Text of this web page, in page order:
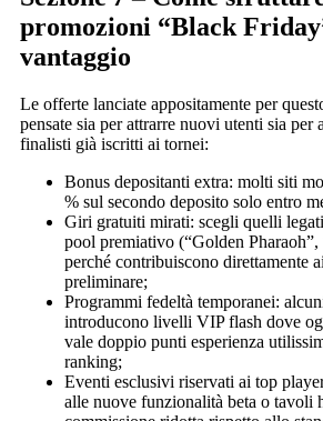
promozioni “Black
vantaggio
Le offerte lanciate appositamente per
pensate sia per attrarre nuovi utenti sia per
finalisti già iscritti ai tornei:
Bonus depositanti extra: molti siti
%​ sul secondo deposito solo entro
Giri gratuiti mirati: scegli quelli
pool premiativo (“Golden
perché contribuiscono direttamente
preliminare;
Programmi fedeltà temporanei:
introducono livelli VIP flash dove
vale doppio punti esperienza
ranking;
Eventi esclusivi riservati ai top
alle nuove funzionalità beta o tavoli